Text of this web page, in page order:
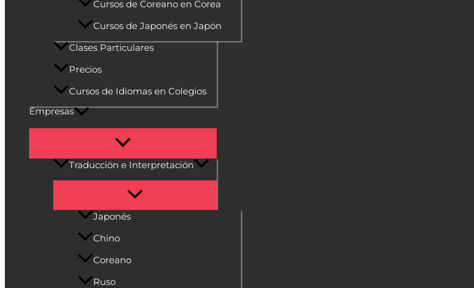
Cursos de Coreano en Corea
Cursos de Japonés en Japón
Clases Particulares
Precios
Cursos de Idiomas en Colegios
Empresas
Traducción e Interpretación
Japonés
Chino
Coreano
Ruso